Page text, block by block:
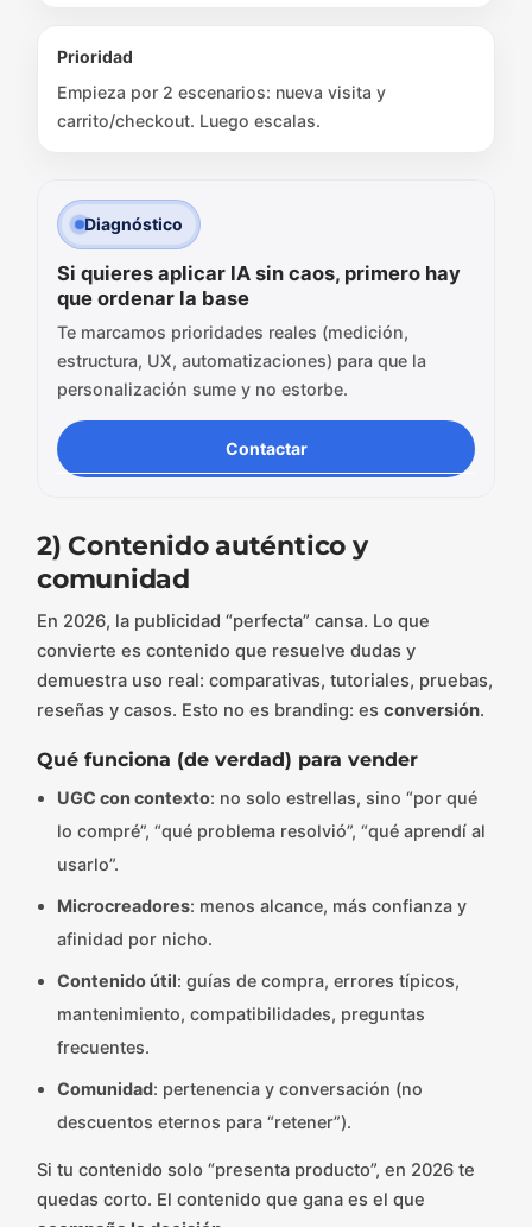
Prioridad
Empieza por 2 escenarios: nueva visita y
carrito/checkout. Luego escalas.
Diagnóstico
Si quieres aplicar IA sin caos, primero hay
que ordenar la base
Te marcamos prioridades reales (medición,
estructura, UX, automatizaciones) para que la
personalización sume y no estorbe.
Contactar
2) Contenido auténtico y
comunidad
En 2026, la publicidad “perfecta” cansa. Lo que
convierte es contenido que resuelve dudas y
demuestra uso real: comparativas, tutoriales, pruebas,
reseñas y casos. Esto no es branding: es conversión.
Qué funciona (de verdad) para vender
UGC con contexto: no solo estrellas, sino “por qué
lo compré”, “qué problema resolvió”, “qué aprendí al
usarlo”.
Microcreadores: menos alcance, más confianza y
afinidad por nicho.
Contenido útil: guías de compra, errores típicos,
mantenimiento, compatibilidades, preguntas
frecuentes.
Comunidad: pertenencia y conversación (no
descuentos eternos para “retener”).
Si tu contenido solo “presenta producto”, en 2026 te
quedas corto. El contenido que gana es el que